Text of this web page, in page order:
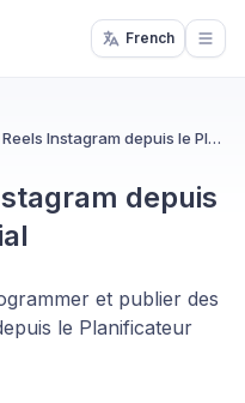
French
Publier des Reels Instagram depuis le Planificateur Social
depuis
et publier des
le Planificateur